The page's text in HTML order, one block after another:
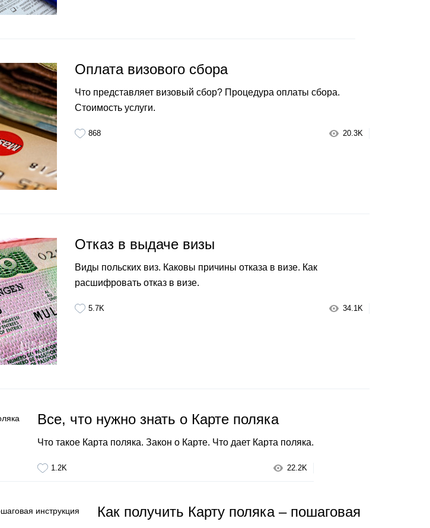
Оплата визового сбора
Что представляет визовый сбор? Процедура оплаты сбора.
Стоимость услуги.
868 20.3K
Отказ в выдаче визы
Виды польских виз. Каковы причины отказа в визе. Как
расшифровать отказ в визе.
5.7K 34.1K
Все, что нужно знать о Карте поляка
Что такое Карта поляка. Закон о Карте. Что дает Карта поляка.
1.2K 22.2K
Как получить Карту поляка – пошаговая